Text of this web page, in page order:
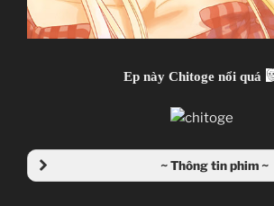
Ep này Chitoge nổi quá
~ Thông tin phim ~